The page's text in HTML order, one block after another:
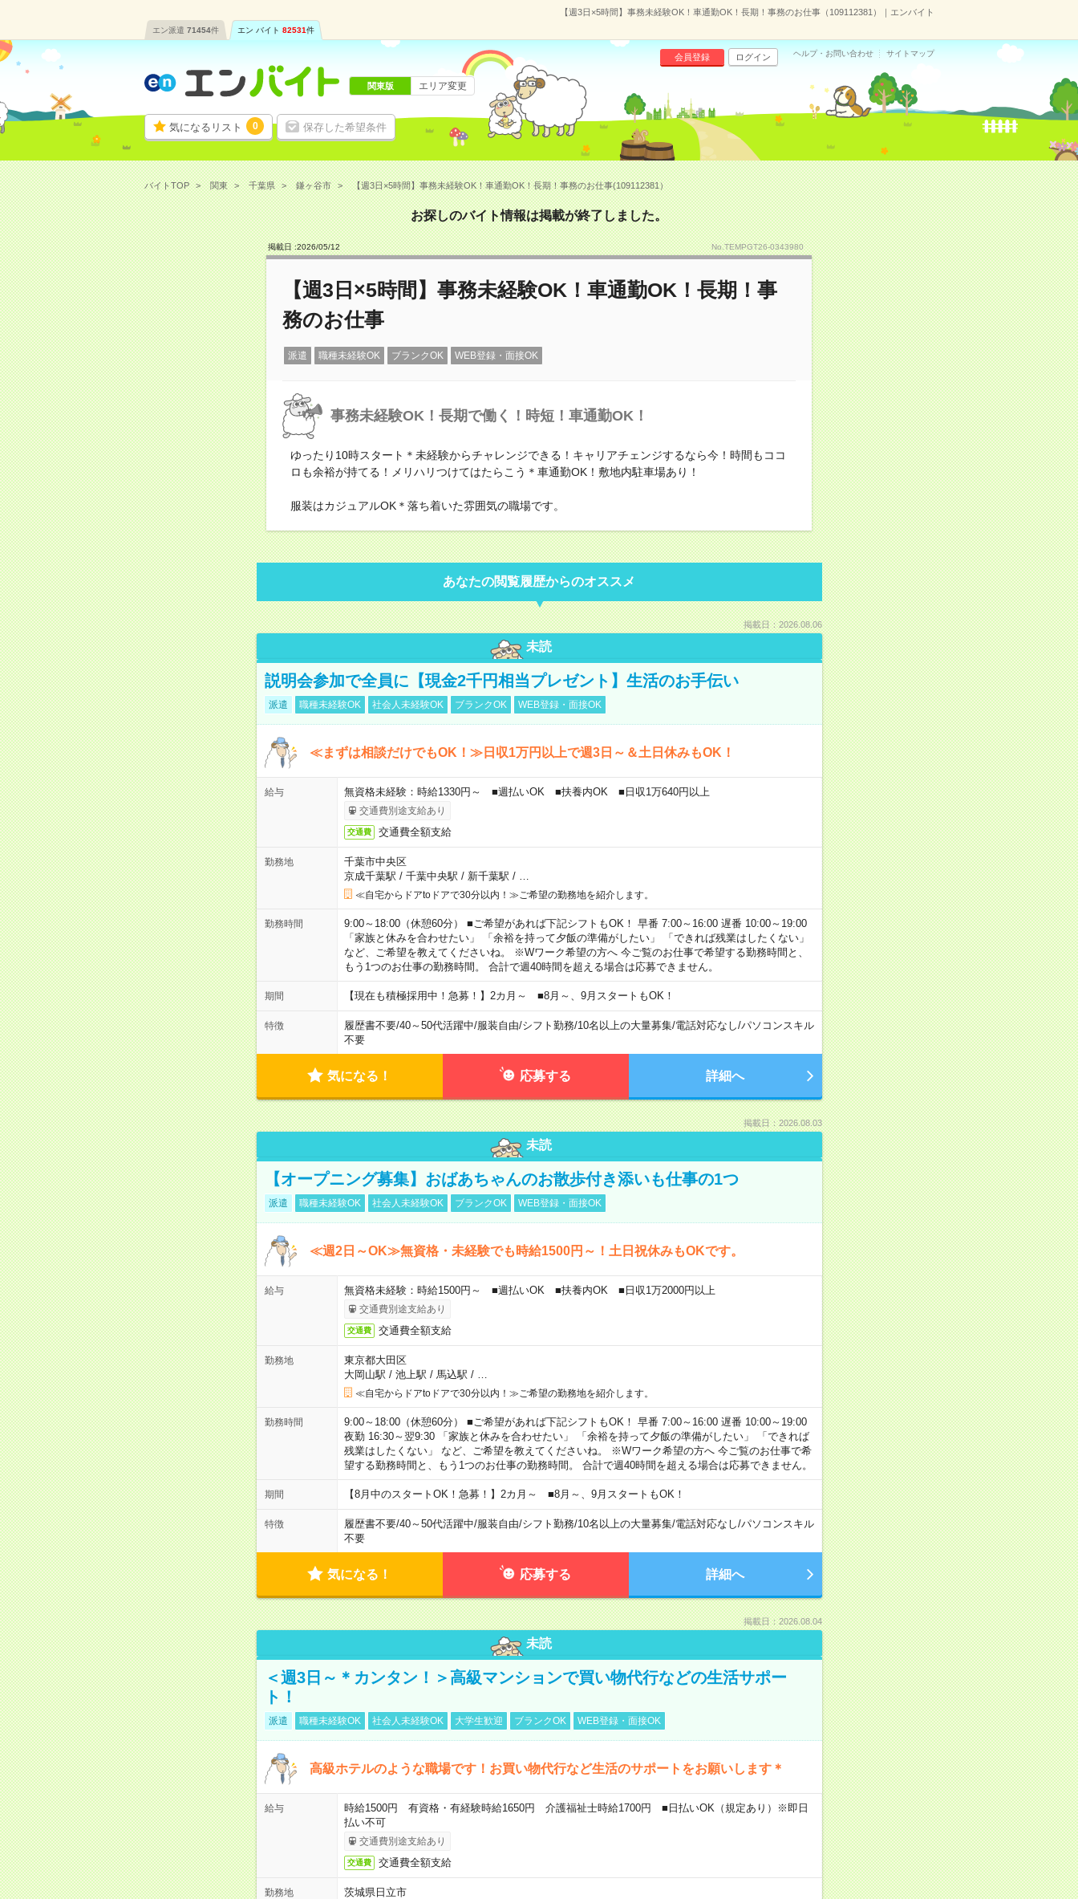
【週3日×5時間】事務未経験OK！車通勤OK！長期！事務のお仕事（109112381）｜エンバイト
エン派遣 71454件 エン バイト 82531件
気になるリスト 0 保存した希望条件
会員登録 ログイン ヘルプ・お問い合わせ サイトマップ
関東版 エリア変更
バイトTOP 関東 千葉県 鎌ヶ谷市 【週3日×5時間】事務未経験OK！車通勤OK！長期！事務のお仕事(109112381）
お探しのバイト情報は掲載が終了しました。
掲載日 :2026/05/12 No.TEMPGT26-0343980
【週3日×5時間】事務未経験OK！車通勤OK！長期！事
務のお仕事
派遣 職種未経験OK ブランクOK WEB登録・面接OK
事務未経験OK！長期で働く！時短！車通勤OK！
ゆったり10時スタート＊未経験からチャレンジできる！キャリアチェンジするなら今！時間もココ
ロも余裕が持てる！メリハリつけてはたらこう＊車通勤OK！敷地内駐車場あり！
服装はカジュアルOK＊落ち着いた雰囲気の職場です。
あなたの閲覧履歴からのオススメ
掲載日：2026.08.06
未読
説明会参加で全員に【現金2千円相当プレゼント】生活のお手伝い
派遣 職種未経験OK 社会人未経験OK ブランクOK WEB登録・面接OK
≪まずは相談だけでもOK！≫日収1万円以上で週3日～＆土日休みもOK！
給与 無資格未経験：時給1330円～ ■週払いOK ■扶養内OK ■日収1万640円以上
交通費別途支給あり
交通費 交通費全額支給
勤務地
千葉市中央区
京成千葉駅 / 千葉中央駅 / 新千葉駅 /
≪自宅からドアtoドアで30分以内！≫ご希望の勤務地を紹介します。
勤務時間
9:00～18:00（休憩60分） ■ご希望があれば下記シフトもOK！ 早番 7:00～16:00 遅番 10:00～19:00
「家族と休みを合わせたい」 「余裕を持って夕飯の準備がしたい」 「できれば残業はしたくない」
など、ご希望を教えてくださいね。 ※Wワーク希望の方へ 今ご覧のお仕事で希望する勤務時間と、
もう1つのお仕事の勤務時間。 合計で週40時間を超える場合は応募できません。
期間 【現在も積極採用中！急募！】2カ月～ ■8月～、9月スタートもOK！
特徴 履歴書不要/40～50代活躍中/服装自由/シフト勤務/10名以上の大量募集/電話対応なし/パソコンスキル
不要
気になる！ 応募する 詳細へ
掲載日：2026.08.03
未読
【オープニング募集】おばあちゃんのお散歩付き添いも仕事の1つ
派遣 職種未経験OK 社会人未経験OK ブランクOK WEB登録・面接OK
≪週2日～OK≫無資格・未経験でも時給1500円～！土日祝休みもOKです。
給与 無資格未経験：時給1500円～ ■週払いOK ■扶養内OK ■日収1万2000円以上
交通費別途支給あり
交通費 交通費全額支給
勤務地
東京都大田区
大岡山駅 / 池上駅 / 馬込駅 /
≪自宅からドアtoドアで30分以内！≫ご希望の勤務地を紹介します。
勤務時間
9:00～18:00（休憩60分） ■ご希望があれば下記シフトもOK！ 早番 7:00～16:00 遅番 10:00～19:00
夜勤 16:30～翌9:30 「家族と休みを合わせたい」 「余裕を持って夕飯の準備がしたい」 「できれば
残業はしたくない」 など、ご希望を教えてくださいね。 ※Wワーク希望の方へ 今ご覧のお仕事で希
望する勤務時間と、もう1つのお仕事の勤務時間。 合計で週40時間を超える場合は応募できません。
期間 【8月中のスタートOK！急募！】2カ月～ ■8月～、9月スタートもOK！
特徴 履歴書不要/40～50代活躍中/服装自由/シフト勤務/10名以上の大量募集/電話対応なし/パソコンスキル
不要
気になる！ 応募する 詳細へ
掲載日：2026.08.04
未読
＜週3日～＊カンタン！＞高級マンションで買い物代行などの生活サポー
ト！
派遣 職種未経験OK 社会人未経験OK 大学生歓迎 ブランクOK WEB登録・面接OK
高級ホテルのような職場です！お買い物代行など生活のサポートをお願いします＊
給与
時給1500円 有資格・有経験時給1650円 介護福祉士時給1700円 ■日払いOK（規定あり）※即日
払い不可
交通費別途支給あり
交通費 交通費全額支給
勤務地
茨城県日立市